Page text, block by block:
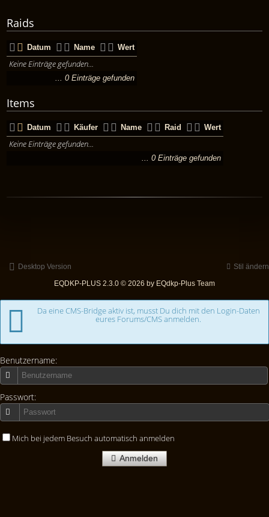
Raids
Datum Name Wert
Keine Einträge gefunden...
... 0 Einträge gefunden
Items
Datum Käufer Name Raid Wert
Keine Einträge gefunden...
... 0 Einträge gefunden
Desktop Version
Stil ändern
EQDKP-PLUS 2.3.0 © 2026 by EQdkp-Plus Team
Da eine CMS-Bridge aktiv ist, musst Du dich mit den Login-Daten
eures Forums/CMS anmelden.
Benutzername:
Passwort:
Mich bei jedem Besuch automatisch anmelden
Anmelden